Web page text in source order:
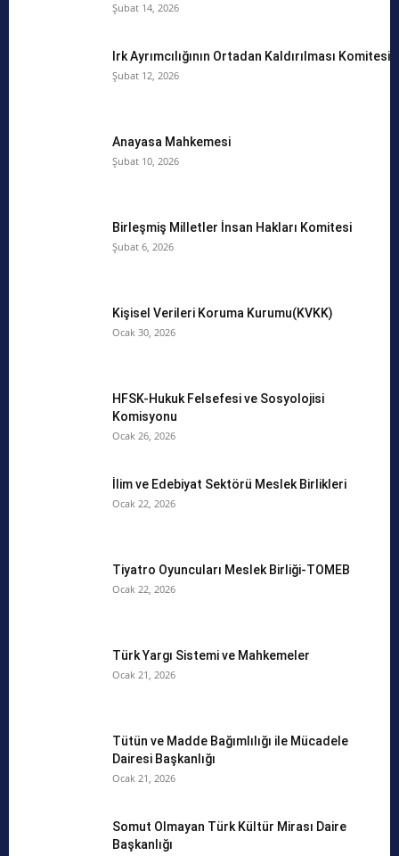
Şubat 14, 2026
Irk Ayrımcılığının Ortadan Kaldırılması Komitesi
Şubat 12, 2026
Anayasa Mahkemesi
Şubat 10, 2026
Birleşmiş Milletler İnsan Hakları Komitesi
Şubat 6, 2026
Kişisel Verileri Koruma Kurumu(KVKK)
Ocak 30, 2026
HFSK-Hukuk Felsefesi ve Sosyolojisi
Komisyonu
Ocak 26, 2026
İlim ve Edebiyat Sektörü Meslek Birlikleri
Ocak 22, 2026
Tiyatro Oyuncuları Meslek Birliği-TOMEB
Ocak 22, 2026
Türk Yargı Sistemi ve Mahkemeler
Ocak 21, 2026
Tütün ve Madde Bağımlılığı ile Mücadele
Dairesi Başkanlığı
Ocak 21, 2026
Somut Olmayan Türk Kültür Mirası Daire
Başkanlığı